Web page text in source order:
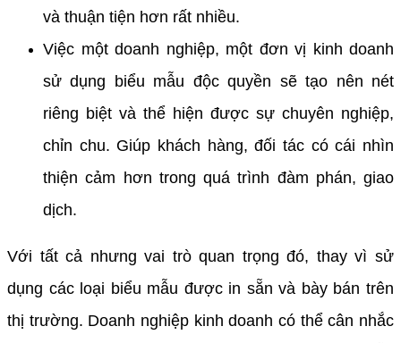
và thuận tiện hơn rất nhiều.
Việc một doanh nghiệp, một đơn vị kinh doanh
sử dụng biểu mẫu độc quyền sẽ tạo nên nét
riêng biệt và thể hiện được sự chuyên nghiệp,
chỉn chu. Giúp khách hàng, đối tác có cái nhìn
thiện cảm hơn trong quá trình đàm phán, giao
dịch.
Với tất cả nhưng vai trò quan trọng đó, thay vì sử
dụng các loại biểu mẫu được in sẵn và bày bán trên
thị trường. Doanh nghiệp kinh doanh có thể cân nhắc